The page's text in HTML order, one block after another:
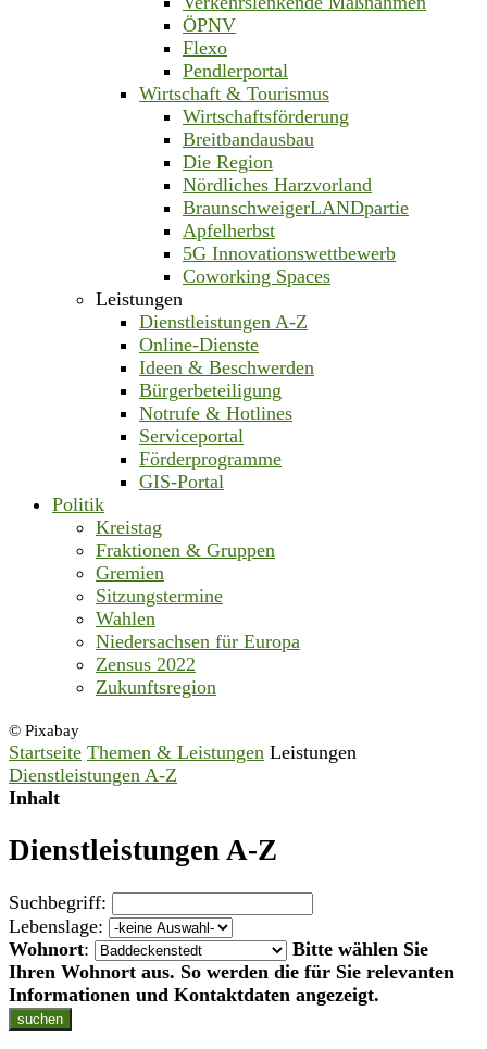
ÖPNV
Flexo
Pendlerportal
Wirtschaft & Tourismus
Wirtschaftsförderung
Breitbandausbau
Die Region
Nördliches Harzvorland
BraunschweigerLANDpartie
Apfelherbst
5G Innovationswettbewerb
Coworking Spaces
Leistungen
Dienstleistungen A-Z
Online-Dienste
Ideen & Beschwerden
Bürgerbeteiligung
Notrufe & Hotlines
Serviceportal
Förderprogramme
GIS-Portal
Politik
Kreistag
Fraktionen & Gruppen
Gremien
Sitzungstermine
Wahlen
Niedersachsen für Europa
Zensus 2022
Zukunftsregion
© Pixabay
Startseite Themen & Leistungen Leistungen
Dienstleistungen A-Z
Inhalt
Dienstleistungen A-Z
Suchbegriff:
Lebenslage:
Wohnort:
Bitte wählen Sie
Ihren Wohnort aus. So werden die für Sie relevanten
Informationen und Kontaktdaten angezeigt.
suchen